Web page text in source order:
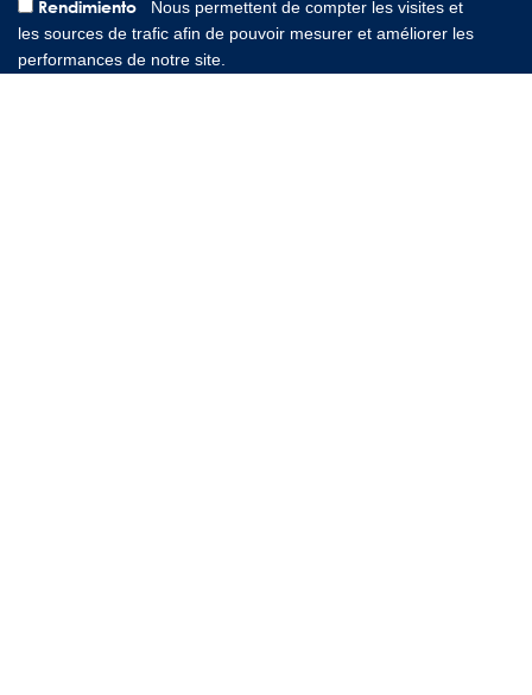
Rendimiento
Nous permettent de compter les visites et
les sources de trafic afin de pouvoir mesurer et améliorer les
performances de notre site.